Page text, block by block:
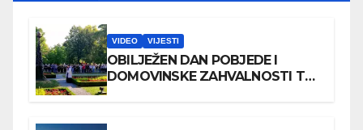
VIDEO VIJESTI
OBILJEŽEN DAN POBJEDE I
DOMOVINSKE ZAHVALNOSTI TE